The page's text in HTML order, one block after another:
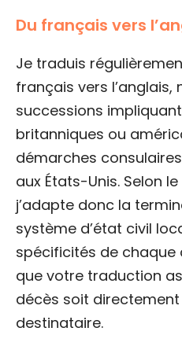
Du français vers
Je traduis
français vers
successions
britanniques ou
démarches
aux États-Unis. Selon
j’adapte donc la
système d’état civil
spécificités de
que votre traduction
décès soit
destinataire.